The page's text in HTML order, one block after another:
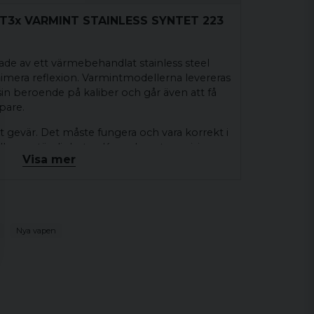
VARMINT STAINLESS SYNTET 223
av ett värmebehandlat stainless steel
reflexion. Varmintmodellerna levereras
beroende på kaliber och går även att få
gevär. Det måste fungera och vara korrekt i
omständigheter. Konsekvent precision
av hantverk, tradition och
är ett ultimat verktyg för noggrannhet
ett omfattande urval av kaliber, ger dig
När du köper en Tikka köper
har genomgått grundliga
Visa mer
Nya vapen